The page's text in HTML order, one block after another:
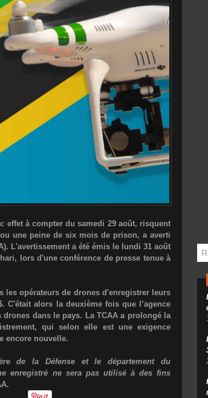
effet à compter du samedi 29 août, risquent
ou une peine de six mois de prison, a averti
. L'avertissement a été émis le lundi 31 août
, lors d'une conférence de presse tenue à
les opérateurs de drones d'enregistrer leurs
C'était alors la deuxième fois que l’agence
dans le pays. La TCAA a prolongé la
qui selon elle est une exigence
encore nouvelle.
de la Défense et le département du
enregistré ne sera pas utilisé à des fins